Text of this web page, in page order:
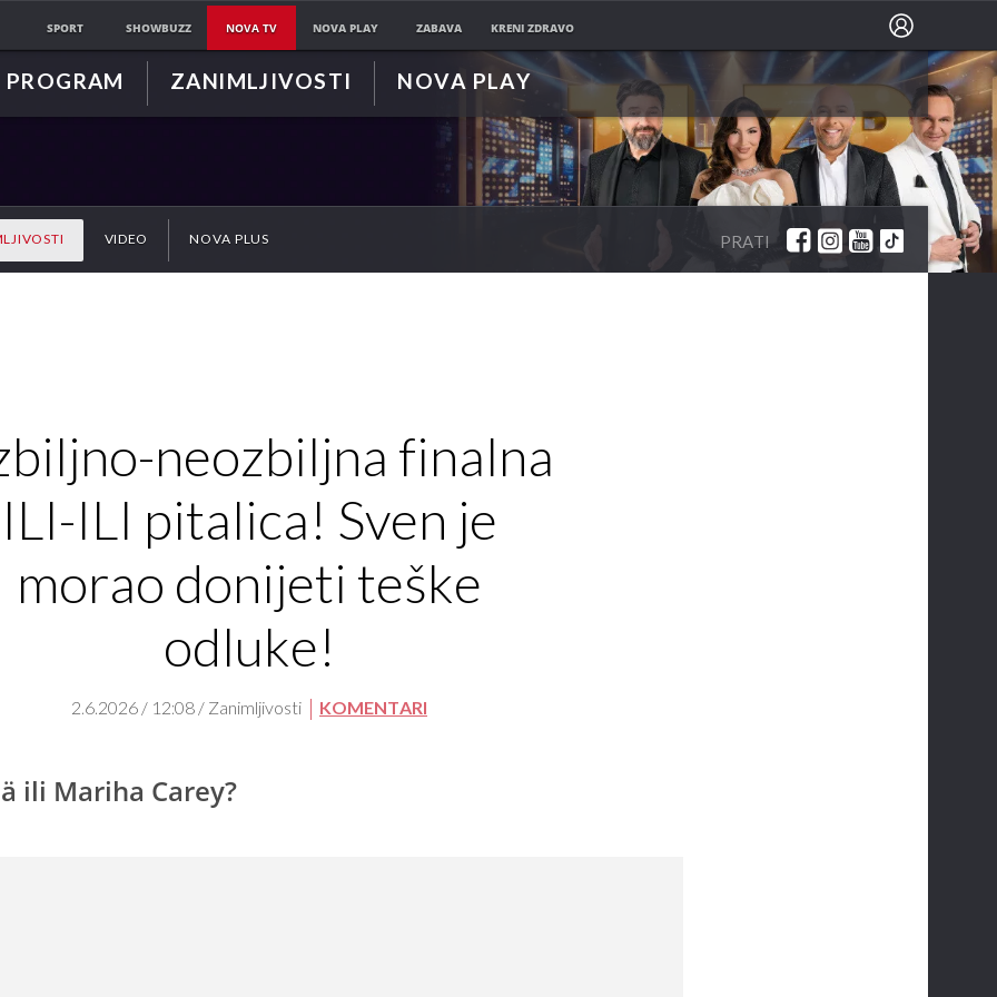
SPORT SHOWBUZZ NOVA TV NOVA PLAY ZABAVA KRENI ZDRAVO
PROGRAM ZANIMLJIVOSTI NOVA PLAY
VIDEO NOVA PLUS PRATI
neozbiljna finalna
ILI-ILI pitalica! Sven je
morao donijeti teške
odluke!
2.6.2026 / 12:08 / Zanimljivosti KOMENTARI
ili Mariha Carey?